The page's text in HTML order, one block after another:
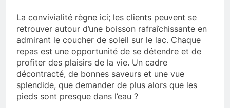
La convivialité règne ici; les clients peuvent se
retrouver autour d’une boisson rafraîchissante en
admirant le coucher de soleil sur le lac. Chaque
repas est une opportunité de se détendre et de
profiter des plaisirs de la vie. Un cadre
décontracté, de bonnes saveurs et une vue
splendide, que demander de plus alors que les
pieds sont presque dans l’eau ?